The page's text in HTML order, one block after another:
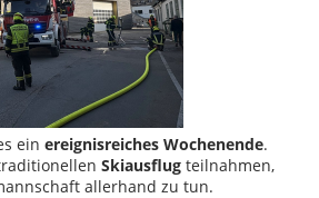
einereignisreiches Wochenende.
Skiausflug teilnahmen,
allerhand zu tun.